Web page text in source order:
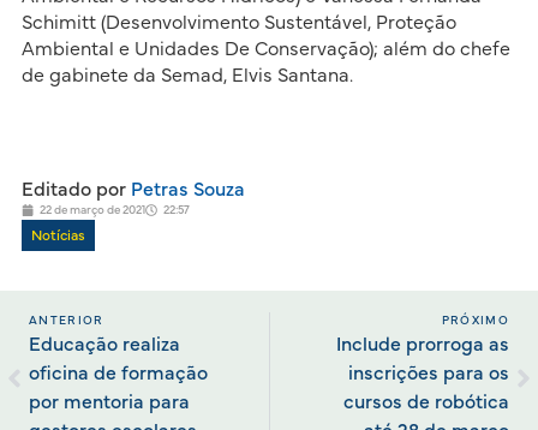
Schimitt (Desenvolvimento Sustentável, Proteção
Ambiental e Unidades De Conservação); além do chefe
de gabinete da Semad, Elvis Santana.
Editado porPetras Souza
22 de março de 2021 22:57
Notícias
ANTERIOR
Educação realiza
oficina de formação
por mentoria para
PRÓXIMO
Include prorroga as
inscrições para os
cursos de robótica